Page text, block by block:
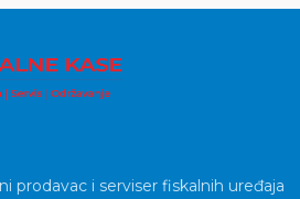
prodavac i serviser fiskalnih uređaja